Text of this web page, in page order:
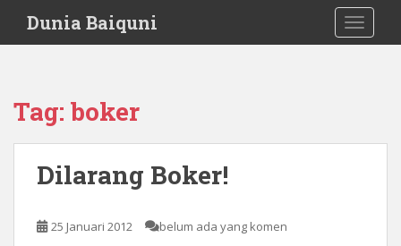
i
Dunia Baiquni
Tag: boker
Dilarang Boker!
25 Januari 2012 belum ada yang komen